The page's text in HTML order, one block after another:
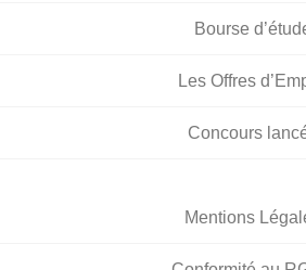
Bourse
Les Offres
Concours
Mentions